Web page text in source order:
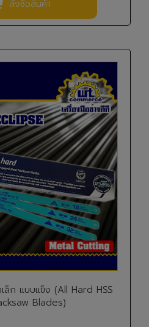
สั่งซื้อสินค้า
ล็ก แบบแข็ง (All Hard HSS
Blades)